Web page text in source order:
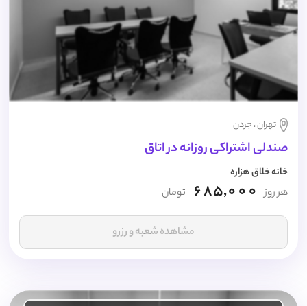
تهران ، جردن
صندلی اشتراکی روزانه در اتاق
خانه خلاق هزاره
هر روز 685,000 تومان
مشاهده شعبه و رزرو